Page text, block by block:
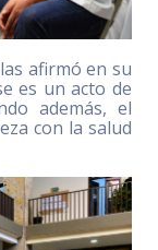
afirmó en su
es un acto de
además, el
con la salud